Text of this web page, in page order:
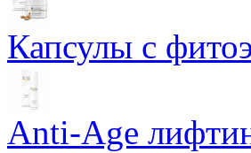
Капсулы с
Anti-Age